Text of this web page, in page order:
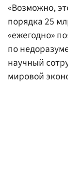
«Возможно,
порядка 25
«ежегодно»
по
научный
мировой